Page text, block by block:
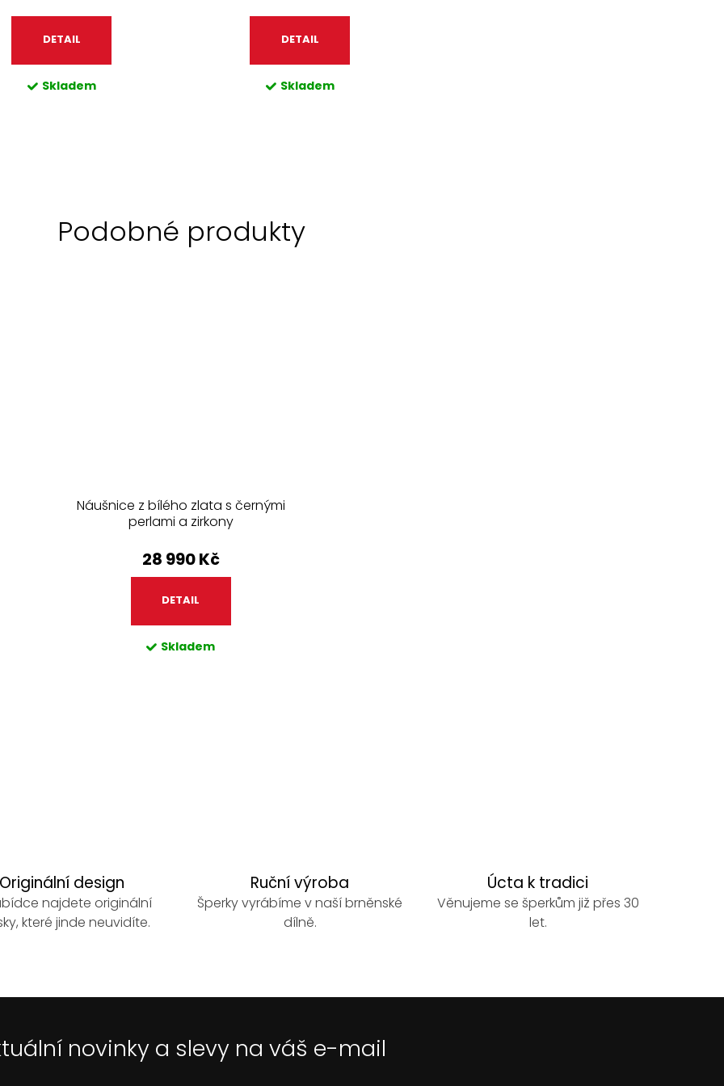
DETAIL
Skladem
DETAIL
Skladem
Náušnice z bílého zlata s černými
perlami a zirkony
28 990 Kč
DETAIL
Skladem
Originální design
najdete originální
které jinde neuvidíte.
Ruční výroba
Šperky vyrábíme v naší brněnské
dílně.
Úcta k tradici
Věnujeme se šperkům již přes 30
let.
novinky a slevy na váš e-mail